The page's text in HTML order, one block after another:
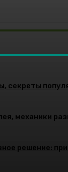
секреты
механики
решение: